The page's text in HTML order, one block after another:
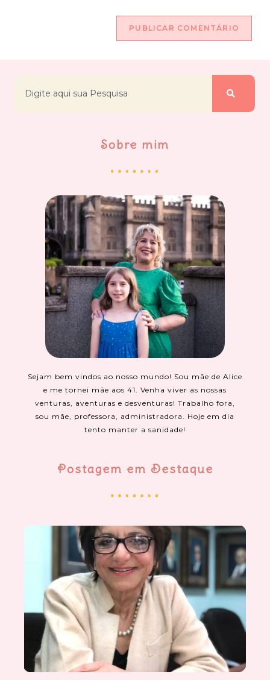
Sobre mim
Sejam bem vindos ao nosso mundo! Sou mãe de Alice
e me tornei mãe aos 41. Venha viver as nossas
venturas, aventuras e desventuras! Trabalho fora,
sou mãe, professora, administradora. Hoje em dia
tento manter a sanidade!
Postagem em Destaque